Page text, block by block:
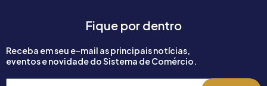
Fique por dentro
Receba em seu e-mail as principais notícias,
eventos e novidade do Sistema de Comércio.